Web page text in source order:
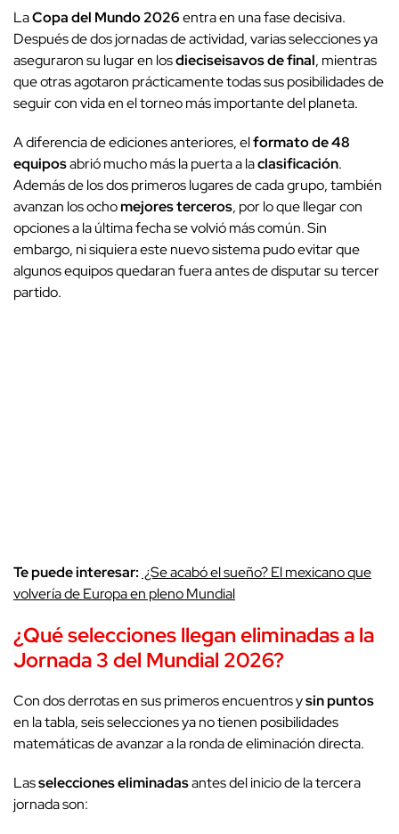
LaCopa del Mundo 2026entra en una fase decisiva.
Después de dos jornadas de actividad, varias selecciones ya
aseguraron su lugar en losdieciseisavos de final, mientras
que otras agotaron prácticamente todas sus posibilidades de
seguir con vida en el torneo más importante del planeta.
A diferencia de ediciones anteriores, elformato de 48
equiposabrió mucho más la puerta a laclasificación.
Además de los dos primeros lugares de cada grupo, también
avanzan los ochomejores terceros, por lo que llegar con
opciones a la última fecha se volvió más común. Sin
embargo, ni siquiera este nuevo sistema pudo evitar que
algunos equipos quedaran fuera antes de disputar su tercer
partido.
Te puede interesar: ¿Se acabó el sueño? El mexicano que
volvería de Europa en pleno Mundial
¿Qué selecciones llegan eliminadas a la
Jornada 3 del Mundial 2026?
Con dos derrotas en sus primeros encuentros ysin puntos
en la tabla, seis selecciones ya no tienen posibilidades
matemáticas de avanzar a la ronda de eliminación directa.
Lasselecciones eliminadasantes del inicio de la tercera
jornada son: